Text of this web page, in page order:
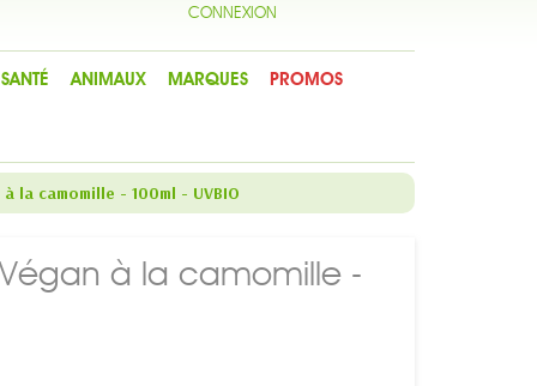
CONNEXION
SANTÉ ANIMAUX MARQUES PROMOS
la camomille - 100ml - UVBIO
Végan à la camomille -